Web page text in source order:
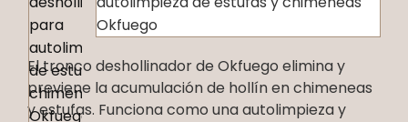
El tronco deshollinador de Okfuego elimina y
previene la acumulación de hollín en chimeneas
y estufas. Funciona como una autolimpieza y